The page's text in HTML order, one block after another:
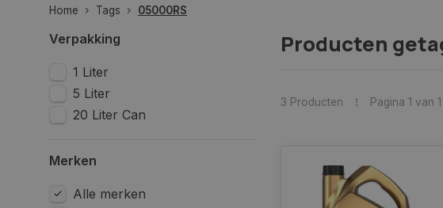
Home Tags 05000RS
Verpakking
1 Liter
5 Liter
20 Liter Can
Merken
Alle merken
Producten
3 Producten Pagina 1 van 1